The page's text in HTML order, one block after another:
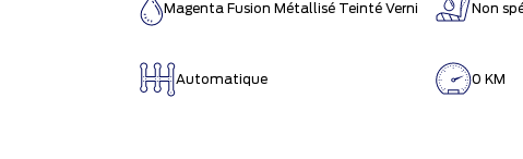
Magenta Fusion Métallisé Teinté Verni Non
Automatique 0 KM